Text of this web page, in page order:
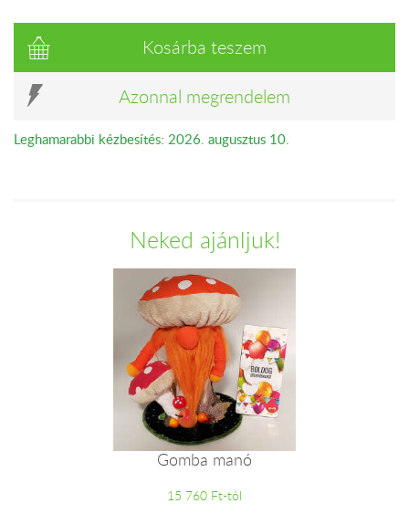
Kosárba teszem
Azonnal megrendelem
Leghamarabbi kézbesítés: 2026. augusztus 10.
Neked ajánljuk!
Gomba manó
15 760 Ft-tól